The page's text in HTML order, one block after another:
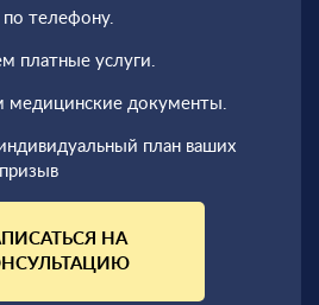
телефону.
платные услуги.
медицинские документы.
план ваших
НА